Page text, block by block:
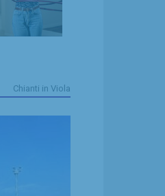
Chianti in Viola